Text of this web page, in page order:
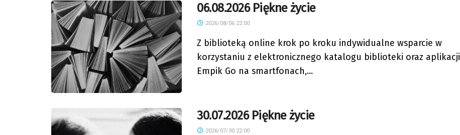
06.08.2026 Piękne życie
2026/08/06 22:00
Z biblioteką online krok po kroku indywidualne wsparcie w
korzystaniu z elektronicznego katalogu biblioteki oraz aplikacji
Empik Go na smartfonach,...
30.07.2026 Piękne życie
2026/07/30 22:00